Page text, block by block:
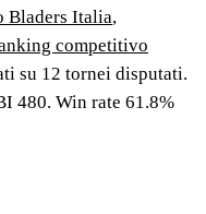
Bladers Italia,
competitivo
su 12 tornei disputati.
480. Win rate 61.8%